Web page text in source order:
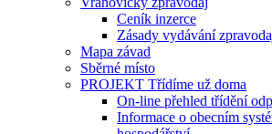
Ceník inzerce
Zásady vydávání
Mapa závad
Sběrné místo
PROJEKT Třídíme už doma
On-line přehled třídění
Informace o obecním